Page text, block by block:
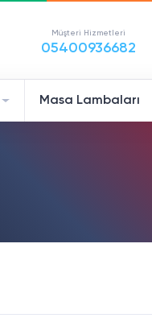
Müşteri Hizmetleri
05400936682
Masa Lambaları